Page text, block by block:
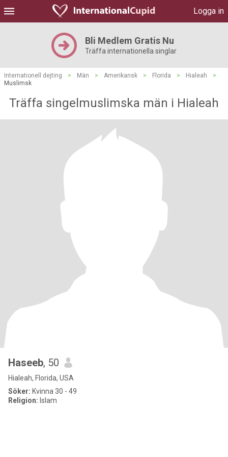
Logga in
Bli Medlem Gratis Nu
Träffa internationella singlar
Internationell dejting > Män > Amerikansk > Florida > Hialeah
>
Muslimsk
Träffa singelmuslimska män i Hialeah
Haseeb, 50
Hialeah, Florida, USA
Söker: Kvinna 30 - 49
Religion: Islam